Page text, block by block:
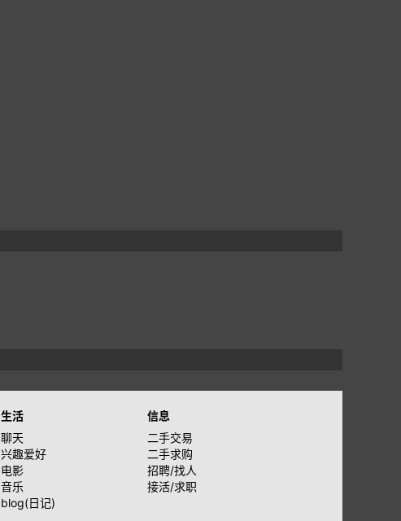
生活
聊天
兴趣爱好
电影
音乐
blog(日记)
信息
二手交易
二手求购
招聘/找人
接活/求职